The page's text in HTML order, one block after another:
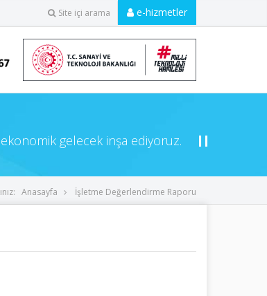
Site içi arama e-hizmetler
gelecek inşa ediyoruz.
Anasayfa İşletme Değerlendirme Raporu